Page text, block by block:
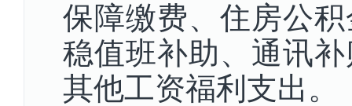
保障缴费、住房公
稳值班补助、通讯
其他工资福利支出。